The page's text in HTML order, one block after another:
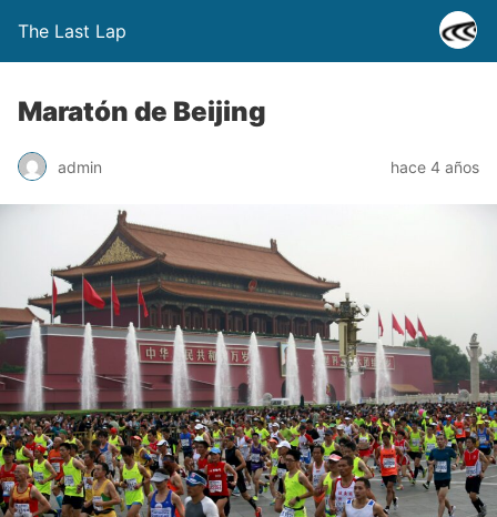
The Last Lap
Maratón de Beijing
admin hace 4 años